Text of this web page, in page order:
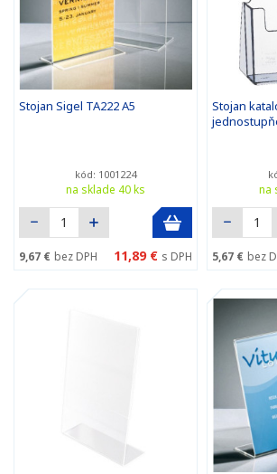
Stojan Sigel TA222 A5
kód: 1001224
na sklade 40 ks
9,67 € bez DPH 11,89 € s DPH
Stojan
na
5,67 € bez